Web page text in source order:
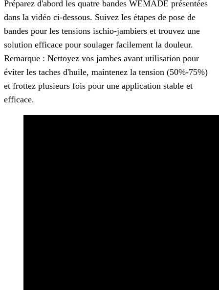
Préparez d'abord les quatre bandes WEMADE présentées
dans la vidéo ci-dessous. Suivez les étapes de pose de
bandes pour les tensions ischio-jambiers et trouvez une
solution efficace pour soulager facilement la douleur.
Remarque : Nettoyez vos jambes avant utilisation pour
éviter les taches d'huile, maintenez la tension (50%-75%)
et frottez plusieurs fois pour une application stable et
efficace.